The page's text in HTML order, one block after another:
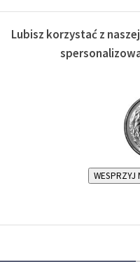
Lubisz korzystać z
WESPRZYJ